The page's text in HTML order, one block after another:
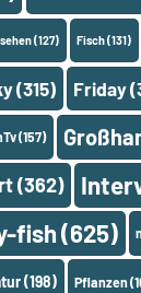
(127) Fisch(131)
(315) Friday
(157)
(362)
fish(625)
(198) Pflanzen